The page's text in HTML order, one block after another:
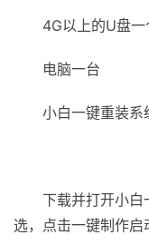
4G以上的U盘一
电脑一台
小白一键重装系
下载并打开小
选，点击一键制作启